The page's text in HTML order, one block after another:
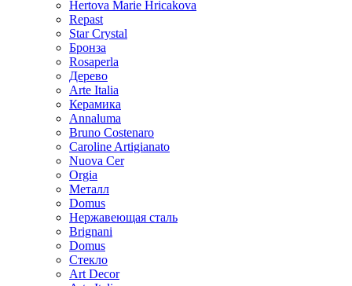
Hertova Marie Hricakova
Repast
Star Crystal
Бронза
Rosaperla
Дерево
Arte Italia
Керамика
Annaluma
Bruno Costenaro
Caroline Artigianato
Nuova Cer
Orgia
Металл
Domus
Нержавеющая сталь
Brignani
Domus
Стекло
Art Decor